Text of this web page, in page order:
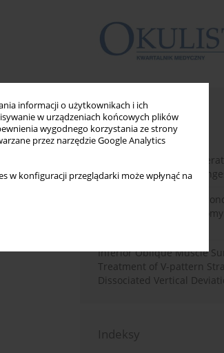
informacji o użytkownikach i ich
w urządzeniach końcowych plików
wygodnego korzystania ze strony
przez narzędzie Google Analytics
w konfiguracji przeglądarki może wpłynąć na
Najczęściej czytane
Miesiąc
Rok
Herpes Simplex Virus
and Therapeutic
Silicone Oil-Induced
After Pars Plana
Inferior Oblique Muscle
Treatment of V-pattern
Dissociated Vertical
Indeksy